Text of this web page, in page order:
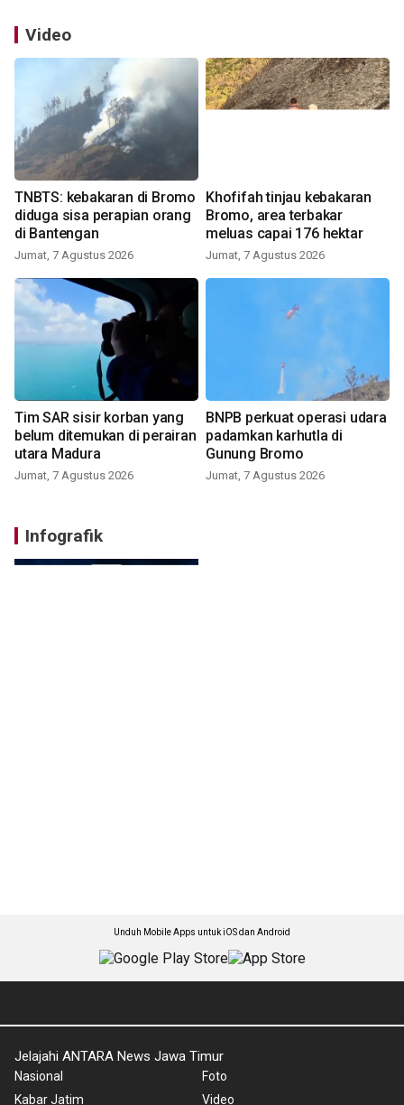
Video
TNBTS: kebakaran di Bromo
diduga sisa perapian orang
di Bantengan
Jumat, 7 Agustus 2026
Khofifah tinjau kebakaran
Bromo, area terbakar
meluas capai 176 hektar
Jumat, 7 Agustus 2026
Tim SAR sisir korban yang
belum ditemukan di perairan
utara Madura
Jumat, 7 Agustus 2026
BNPB perkuat operasi udara
padamkan karhutla di
Gunung Bromo
Jumat, 7 Agustus 2026
Infografik
Unduh Mobile Apps untuk iOS dan Android
Jelajahi ANTARA News Jawa Timur
Nasional
Kabar Jatim
Foto
Video